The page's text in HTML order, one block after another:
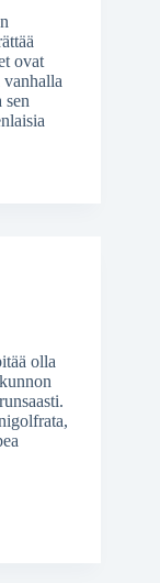
ovat
vanhalla
olla